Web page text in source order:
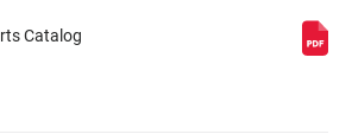
Catalog